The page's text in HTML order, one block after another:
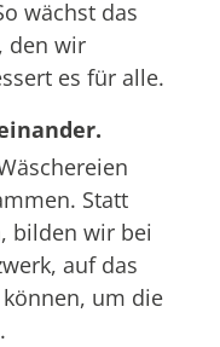
wächst das
den wir
es für alle.
Statt
bilden wir bei
auf das
um die